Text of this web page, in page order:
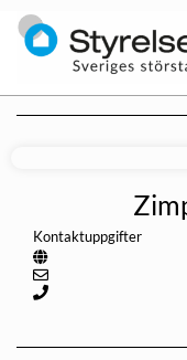
Kontaktuppgifter